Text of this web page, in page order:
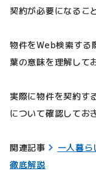
契約が必要になるこ
物件をWeb検索する
葉の意味を理解して
実際に物件を契約す
について確認してお
関連記事
一人暮
徹底解説